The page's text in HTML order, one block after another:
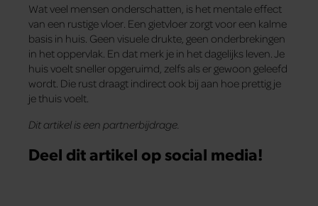
Wat veel mensen onderschatten, is het mentale effect
van een rustige vloer. Een gietvloer zorgt voor een kalme
basis in huis. Geen visuele drukte, geen onderbrekingen
in het oppervlak. En dat merk je in het dagelijks leven. Je
huis voelt sneller opgeruimd, zelfs als er gewoon geleefd
wordt. Die rust draagt indirect ook bij aan hoe prettig je
je thuis voelt.
Dit artikel is een partnerbijdrage.
Deel dit artikel op social media!